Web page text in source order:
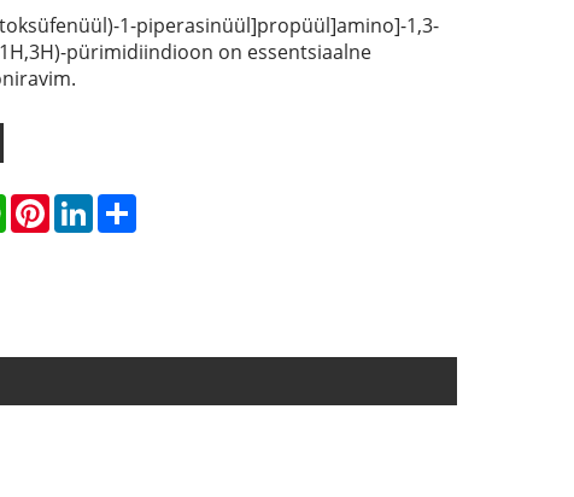
1-piperasinüül]propüül]amino]-1,3-
pürimidiindioon on essentsiaalne
WhatsAppPinterestLinkedInShare